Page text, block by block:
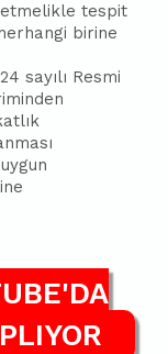
tespit
birine
sayılı Resmi